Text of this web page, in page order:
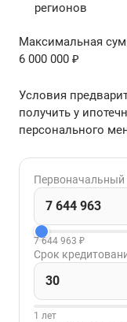
регионов
Максимальная
6 000 000 ₽
Условия
получить у
персонального
Первоначальный
7 644 963 ₽
Срок
1 лет